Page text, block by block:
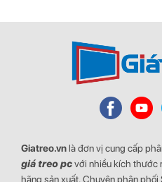
Giatreo.vnlà đơn vị cung cấp
giá treo pcvới nhiều kích thước
hãng sản xuất. Chuyên phân phối